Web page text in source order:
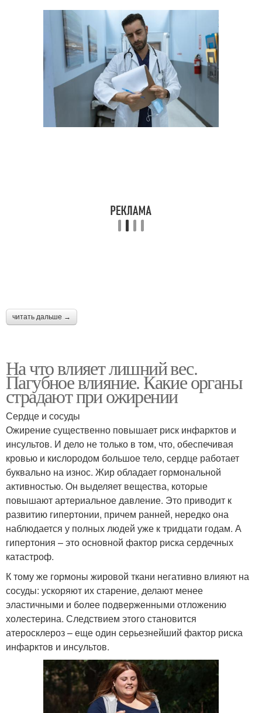
читать дальше →
На что влияет лишний вес.
Пагубное влияние. Какие органы
страдают при ожирении
Сердце и сосуды
Ожирение существенно повышает риск инфарктов и
инсультов. И дело не только в том, что, обеспечивая
кровью и кислородом большое тело, сердце работает
буквально на износ. Жир обладает гормональной
активностью. Он выделяет вещества, которые
повышают артериальное давление. Это приводит к
развитию гипертонии, причем ранней, нередко она
наблюдается у полных людей уже к тридцати годам. А
гипертония – это основной фактор риска сердечных
катастроф.
К тому же гормоны жировой ткани негативно влияют на
сосуды: ускоряют их старение, делают менее
эластичными и более подверженными отложению
холестерина. Следствием этого становится
атеросклероз – еще один серьезнейший фактор риска
инфарктов и инсультов.